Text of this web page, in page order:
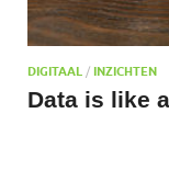
DIGITAAL / INZICHTEN
Data is like